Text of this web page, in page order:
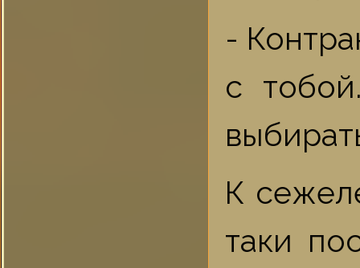
-
с
К
таки